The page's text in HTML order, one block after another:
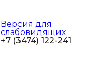
Версия для
слабовидящих
+7 (3474) 122-241